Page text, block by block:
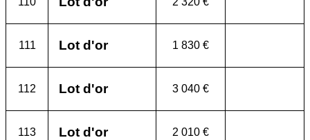
111 Lot d'or 1 830 €
112 Lot d'or 3 040 €
113 Lot d'or 2 010 €